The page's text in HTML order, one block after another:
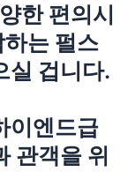
한 편의시
는 펄스
실 겁니다.
이엔드급
관객을 위